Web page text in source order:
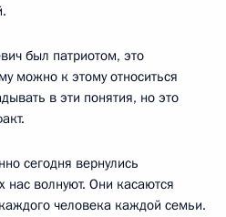
был патриотом, это
можно к этому относиться
в эти понятия, но это
сегодня вернулись
волнуют. Они касаются
человека каждой семьи.